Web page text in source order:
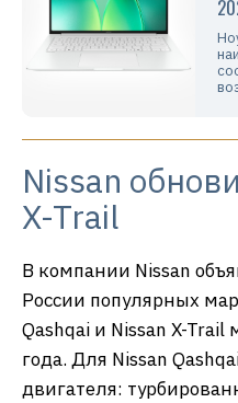
Nissan
X-Trail
В компании Nissan
России популярных
Qashqai и Nissan X-
года. Для Nissan
двигателя: